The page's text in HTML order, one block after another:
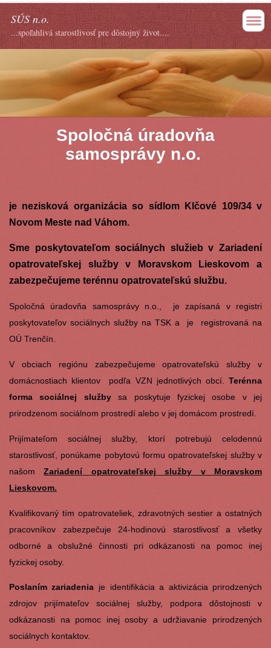
SÚS n.o.
...spoľahlivá starostlivosť pre dôstojný život....
Spoločná úradovňa
samosprávy n.o.
je nezisková organizácia so sídlom Klčové 109/34 v
Novom Meste nad Váhom.
Sme poskytovateľom sociálnych služieb v Zariadení
opatrovateľskej služby v Moravskom Lieskovom a
zabezpečujeme terénnu opatrovateľskú službu.
Spoločná úradovňa samosprávy n.o., je zapísaná v registri
poskytovateľov sociálnych služby na TSK a je registrovaná na
OÚ Trenčín.
V obciach regiónu zabezpečujeme opatrovateľskú služby v
domácnostiach klientov podľa VZN jednotlivých obcí.Terénna
forma sociálnej službysa poskytuje fyzickej osobe v jej
prirodzenom sociálnom prostredí alebo v jej domácom prostredí.
Prijímateľom sociálnej služby, ktorí potrebujú celodennú
starostlivosť, ponúkame pobytovú formu opatrovateľskej služby v
našomZariadení opatrovateľskej služby v Moravskom
Lieskovom.
Kvalifikovaný tím opatrovateliek, zdravotných sestier a ostatných
pracovníkov zabezpečuje 24-hodinovú starostlivosť a všetky
odborné a obslužné činnosti pri odkázanosti na pomoc inej
fyzickej osoby.
Poslaním zariadenia je identifikácia a aktivizácia prirodzených
zdrojov prijímateľov sociálnej služby, podpora dôstojnosti v
odkázanosti na pomoc inej osoby a udržiavanie prirodzených
sociálnych kontaktov.